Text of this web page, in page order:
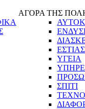
ΑΓΟΡΑ ΤΗΣ
ΥΓΕΙΑ
ΣΠΙΤΙ